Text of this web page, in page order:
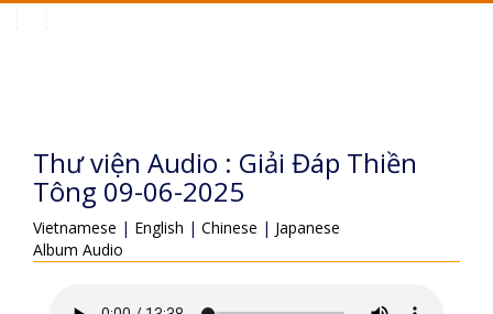
Thư viện Audio : Giải Đáp Thiền
Tông 09-06-2025
Vietnamese | English | Chinese | Japanese
Album Audio